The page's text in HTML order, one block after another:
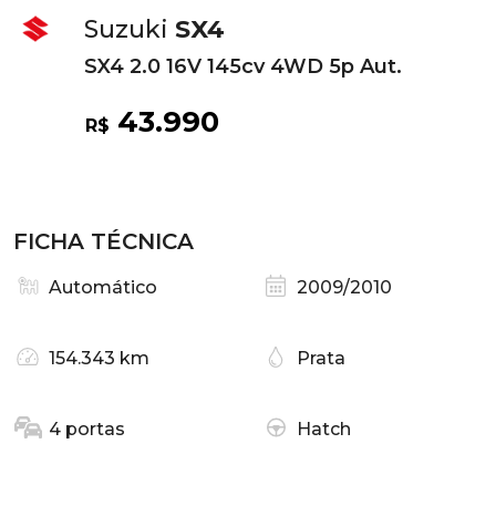
Suzuki SX4
SX4 2.0 16V 145cv 4WD 5p Aut.
R$ 43.990
FICHA TÉCNICA
Automático 2009/2010
154.343 km Prata
4 portas Hatch